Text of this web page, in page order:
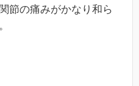
節の痛みがかなり和ら